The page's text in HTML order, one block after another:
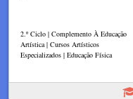
2.º Ciclo | Complemento À Educação
Artística | Cursos Artísticos
Especializados | Educação Física